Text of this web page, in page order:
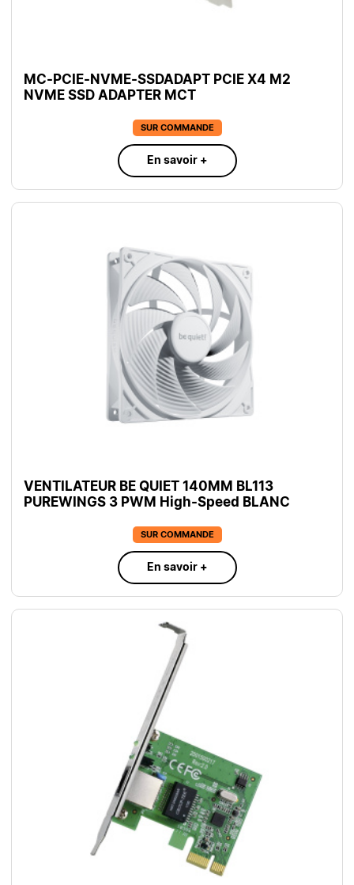
MC-PCIE-NVME-SSDADAPT PCIE X4 M2
NVME SSD ADAPTER MCT
SUR COMMANDE
En savoir +
VENTILATEUR BE QUIET 140MM BL113
PUREWINGS 3 PWM High-Speed BLANC
SUR COMMANDE
En savoir +